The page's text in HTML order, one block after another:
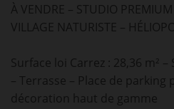
À VENDRE – STUDIO
VILLAGE NATURISTE –
Surface loi Carrez : 28,36 m²
– Terrasse – Place de parking
décoration haut de gamme